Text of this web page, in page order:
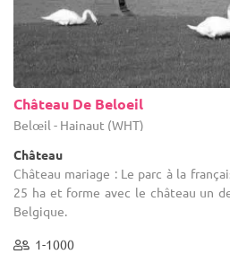
Château De Beloeil
Belœil - Hainaut (WHT)
Château
Château mariage : Le parc à la
25 ha et forme avec le château un
Belgique.
1-1000